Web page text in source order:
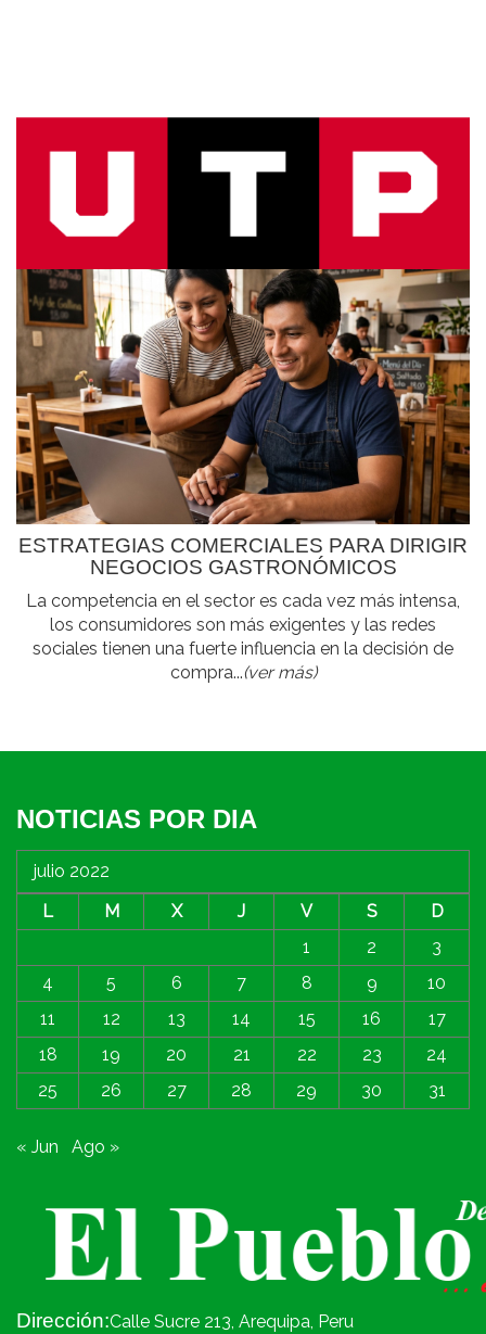
ESTRATEGIAS COMERCIALES PARA DIRIGIR
NEGOCIOS GASTRONÓMICOS
La competencia en el sector es cada vez más intensa,
los consumidores son más exigentes y las redes
sociales tienen una fuerte influencia en la decisión de
compra...(ver más)
NOTICIAS POR DIA
julio 2022
L
M X J V S
D
1
2
3
4
5 6 7 8 9
10
11
12 13 14 15 16
17
18
19 20 21 22 23
24
25
26 27 28 29 30 31
« Jun Ago »
Dirección:Calle Sucre 213, Arequipa, Peru